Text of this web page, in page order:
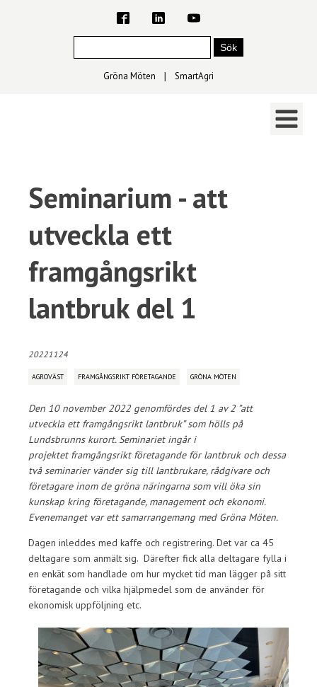
Gröna Möten ∣ SmartAgri
Seminarium - att
utveckla ett
framgångsrikt
lantbruk del 1
20221124
AGROVÄST FRAMGÅNGSRIKT FÖRETAGANDE GRÖNA MÖTEN
Den 10 november 2022 genomfördes del 1 av 2 ”att
utveckla ett framgångsrikt lantbruk” som hölls på
Lundsbrunns kurort. Seminariet ingår i
projektet framgångsrikt företagande för lantbruk och dessa
två seminarier vänder sig till lantbrukare, rådgivare och
företagare inom de gröna näringarna som vill öka sin
kunskap kring företagande, management och ekonomi.
Evenemanget var ett samarrangemang med Gröna Möten.
Dagen inleddes med kaffe och registrering. Det var ca 45
deltagare som anmält sig. Därefter fick alla deltagare fylla i
en enkät som handlade om hur mycket tid man lägger på sitt
företagande och vilka hjälpmedel som de använder för
ekonomisk uppföljning etc.